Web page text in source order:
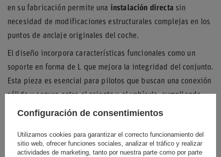
en su fabricación permite una instalación directa sin
necesidad de modificaciones estructurales complejas en los
puntos de anclaje originales del coche.
El diseño incorpora características funcionales como un
soporte en forma de L que mejora la integridad del conjunto.
Esta pieza es esencial para pilotos que buscan una conexión
sólida y segura entre el asiento y el vehículo, cumpliendo
con los requisitos técnicos de las
normativas de competición
Configuración de consentimientos
Utilizamos cookies para garantizar el correcto funcionamiento del
sitio web, ofrecer funciones sociales, analizar el tráfico y realizar
actividades de marketing, tanto por nuestra parte como por parte